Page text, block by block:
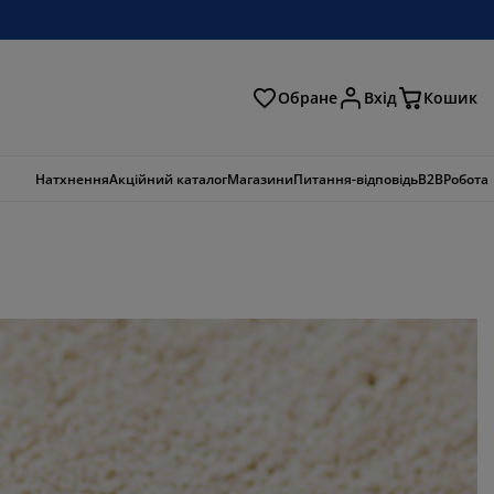
Обране Вхід Кошик
НатхненняАкційний каталогМагазиниПитання-відповідьB2BРобота